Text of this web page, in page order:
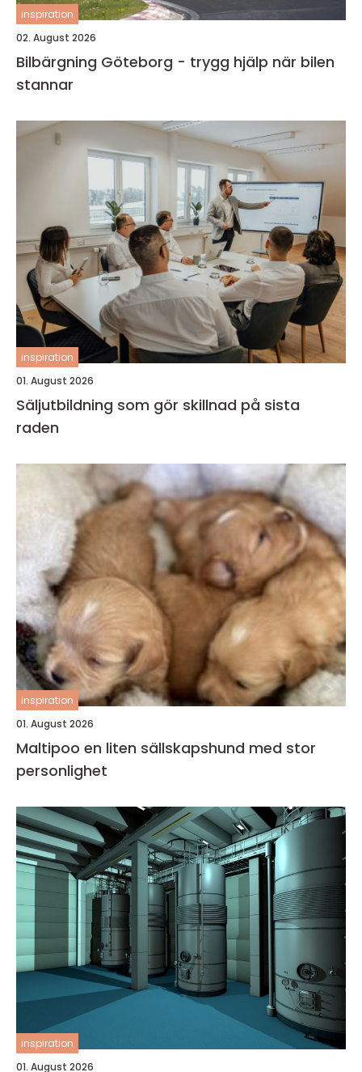
inspiration
02. August 2026
Bilbärgning Göteborg - trygg hjälp när bilen
stannar
inspiration
01. August 2026
Säljutbildning som gör skillnad på sista
raden
inspiration
01. August 2026
Maltipoo en liten sällskapshund med stor
personlighet
inspiration
01. August 2026